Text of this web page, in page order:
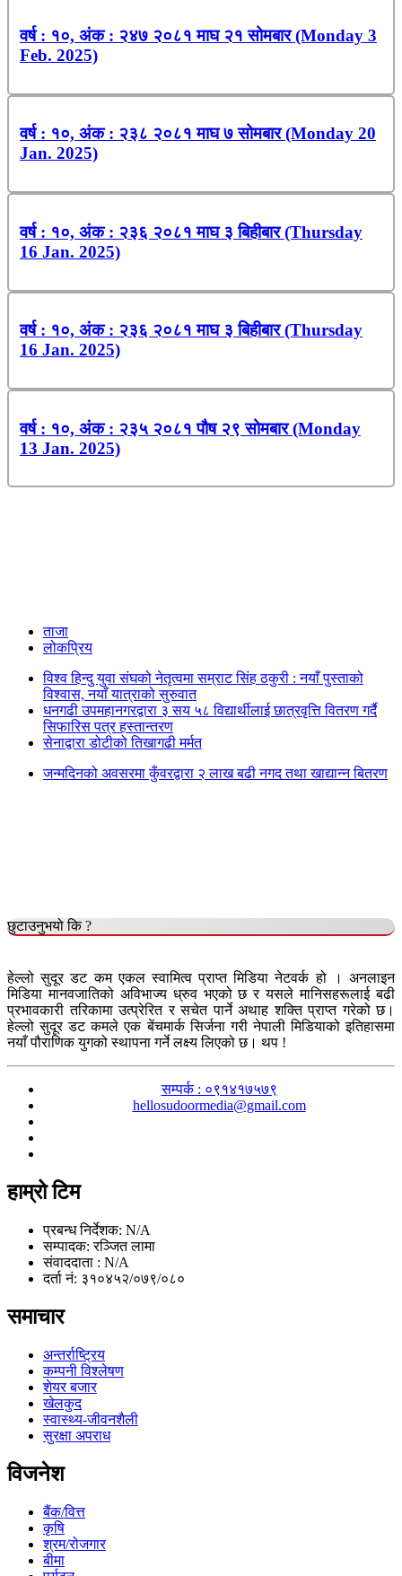
वर्ष : १०, अंक : २४७ २०८१ माघ २१ सोमबार (Monday 3
Feb. 2025)
वर्ष : १०, अंक : २३८ २०८१ माघ ७ सोमबार (Monday 20
Jan. 2025)
वर्ष : १०, अंक : २३६ २०८१ माघ ३ बिहीबार (Thursday
16 Jan. 2025)
वर्ष : १०, अंक : २३६ २०८१ माघ ३ बिहीबार (Thursday
16 Jan. 2025)
वर्ष : १०, अंक : २३५ २०८१ पौष २९ सोमबार (Monday
13 Jan. 2025)
ताजा
लोकप्रिय
विश्व हिन्दु युवा संघको नेतृत्वमा सम्राट सिंह ठकुरी : नयाँ पुस्ताको
विश्वास, नयाँ यात्राको सुरुवात
धनगढी उपमहानगरद्वारा ३ सय ५८ विद्यार्थीलाई छात्रवृत्ति वितरण गर्दै
सिफारिस पत्र हस्तान्तरण
सेनाद्वारा डोटीको तिखागढी मर्मत
जन्मदिनको अवसरमा कुँवरद्वारा २ लाख बढी नगद तथा खाद्यान्न बितरण
छुटाउनुभयो कि ?
हेल्लो सुदूर डट कम एकल स्वामित्व प्राप्त मिडिया नेटवर्क हो । अनलाइन
मिडिया मानवजातिको अविभाज्य ध्रुव भएको छ र यसले मानिसहरूलाई बढी
प्रभावकारी तरिकामा उत्प्रेरित र सचेत पार्ने अथाह शक्ति प्राप्त गरेको छ।
हेल्लो सुदूर डट कमले एक बेंचमार्क सिर्जना गरी नेपाली मिडियाको इतिहासमा
नयाँ पौराणिक युगको स्थापना गर्ने लक्ष्य लिएको छ। थप !
सम्पर्क : ०९१४१७५७९
hellosudoormedia@gmail.com
हाम्रो टिम
प्रबन्ध निर्देशक: N/A
सम्पादक: रञ्जित लामा
संवाददाता : N/A
दर्ता नं: ३१०४५२/०७९/०८०
समाचार
अन्तर्राष्ट्रिय
कम्पनी विश्लेषण
शेयर बजार
खेलकुद
स्वास्थ्य-जीवनशैली
सुरक्षा अपराध
विजनेश
बैंक/वित्त
कृषि
श्रम/रोजगार
बीमा